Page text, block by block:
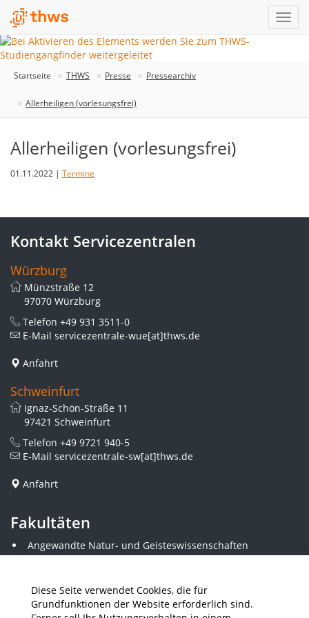
Diese Seite verwendet Cookies, die für
Grundfunktionen der Website erforderlich sind.
Startseite THWS Presse Pressearchiv
Allerheiligen (vorlesungsfrei)
Allerheiligen (vorlesungsfrei)
01.11.2022 | Termine
Kontakt Servicezentralen
Würzburg
Münzstraße 12
97070 Würzburg
Telefon +49 931 3511-0
E-Mail servicezentrale-wue[at]thws.de
Anfahrt
Schweinfurt
Ignaz-Schön-Straße 11
97421 Schweinfurt
Telefon +49 9721 940-5
E-Mail servicezentrale-sw[at]thws.de
Anfahrt
Fakultäten
Angewandte Natur- und Geisteswissenschaften
Angewandte Sozialwissenschaften
Elektrotechnik
Gestaltung
Informatik und Wirtschaftsinformatik